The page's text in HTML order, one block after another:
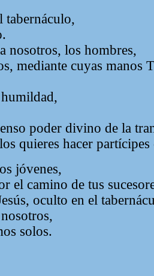
tabernáculo,
nosotros, los hombres,
mediante cuyas manos
poder divino de la
quieres hacer partícipes
jóvenes,
el camino de tus
oculto en el
solos.